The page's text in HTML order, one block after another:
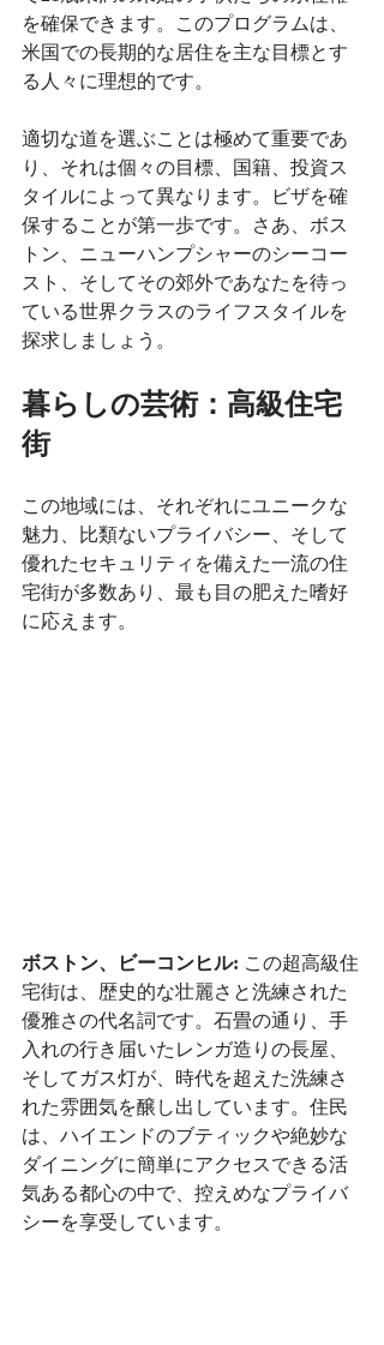
を確保できます。このプログラムは、
米国での長期的な居住を主な目標とす
る人々に理想的です。
適切な道を選ぶことは極めて重要であ
り、それは個々の目標、国籍、投資ス
タイルによって異なります。ビザを確
保することが第一歩です。さあ、ボス
トン、ニューハンプシャーのシーコー
スト、そしてその郊外であなたを待っ
ている世界クラスのライフスタイルを
探求しましょう。
暮らしの芸術：高級住宅
街
この地域には、それぞれにユニークな
魅力、比類ないプライバシー、そして
優れたセキュリティを備えた一流の住
宅街が多数あり、最も目の肥えた嗜好
に応えます。
ボストン、ビーコンヒル: この超高級住
宅街は、歴史的な壮麗さと洗練された
優雅さの代名詞です。石畳の通り、手
入れの行き届いたレンガ造りの長屋、
そしてガス灯が、時代を超えた洗練さ
れた雰囲気を醸し出しています。住民
は、ハイエンドのブティックや絶妙な
ダイニングに簡単にアクセスできる活
気ある都心の中で、控えめなプライバ
シーを享受しています。